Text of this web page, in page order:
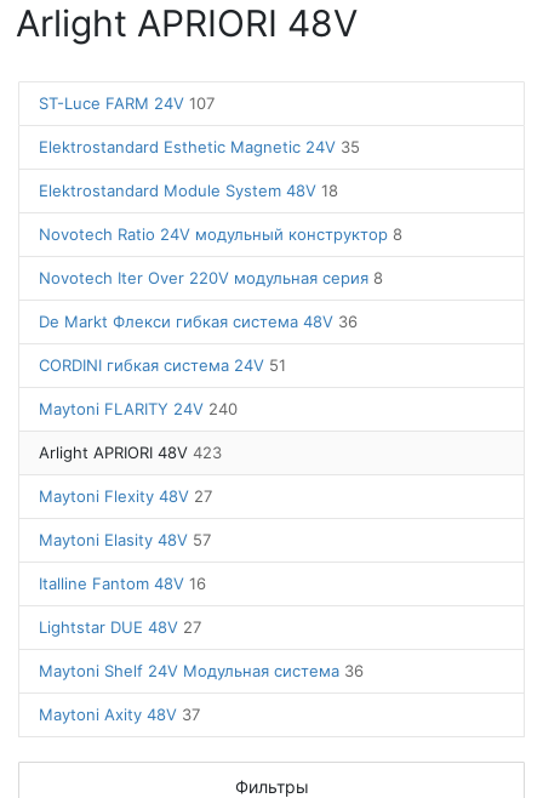
Arlight APRIORI 48V
ST-Luce FARM 24V 107
Elektrostandard Esthetic Magnetic 24V 35
Elektrostandard Module System 48V 18
Novotech Ratio 24V модульный конструктор 8
Novotech Iter Over 220V модульная серия 8
De Markt Флекси гибкая система 48V 36
CORDINI гибкая система 24V 51
Maytoni FLARITY 24V 240
Arlight APRIORI 48V 423
Maytoni Flexity 48V 27
Maytoni Elasity 48V 57
Italline Fantom 48V 16
Lightstar DUE 48V 27
Maytoni Shelf 24V Модульная система 36
Maytoni Axity 48V 37
Фильтры